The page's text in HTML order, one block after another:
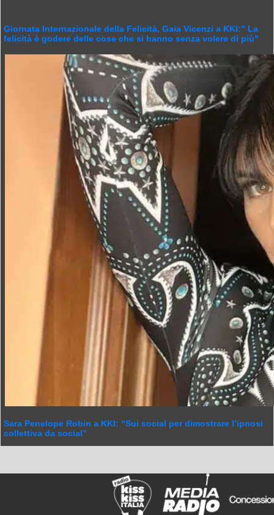
Giornata Internazionale della Felicità, Gaia Vicenzi a KKI:” La
felicità è godere delle cose che si hanno senza volere di più”
Sara Penelope Robin a KKI: “Sui social per dimostrare l’ipnosi
collettiva da social”